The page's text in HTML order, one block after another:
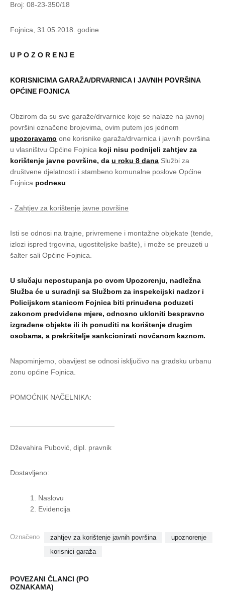
Broj: 08-23-350/18
Fojnica, 31.05.2018. godine
U P O Z O R E NJ E
KORISNICIMA GARAŽA/DRVARNICA I JAVNIH POVRŠINA
OPĆINE FOJNICA
Obzirom da su sve garaže/drvarnice koje se nalaze na javnoj
površini označene brojevima, ovim putem jos jednom
upozoravamo one korisnike garaža/drvarnica i javnih površina
u vlasništvu Općine Fojnica koji nisu podnijeli zahtjev za
korištenje javne površine, da u roku 8 dana Službi za
društvene djelatnosti i stambeno komunalne poslove Općine
Fojnica podnesu:
- Zahtjev za korištenje javne površine
Isti se odnosi na trajne, privremene i montažne objekate (tende,
izlozi ispred trgovina, ugostiteljske bašte), i može se preuzeti u
šalter sali Općine Fojnica.
U slučaju nepostupanja po ovom Upozorenju, nadležna
Služba će u suradnji sa Službom za inspekcijski nadzor i
Policijskom stanicom Fojnica biti prinuđena poduzeti
zakonom predviđene mjere, odnosno ukloniti bespravno
izgrađene objekte ili ih ponuditi na korištenje drugim
osobama, a prekršitelje sankcionirati novčanom kaznom.
Napominjemo, obavijest se odnosi isključivo na gradsku urbanu
zonu općine Fojnica.
POMOĆNIK NAČELNIKA:
Dževahira Pubović, dipl. pravnik
Dostavljeno:
Naslovu
Evidencija
Označeno zahtjev za korištenje javnih površina
upoznorenje
korisnici garaža
POVEZANI ČLANCI (PO
OZNAKAMA)